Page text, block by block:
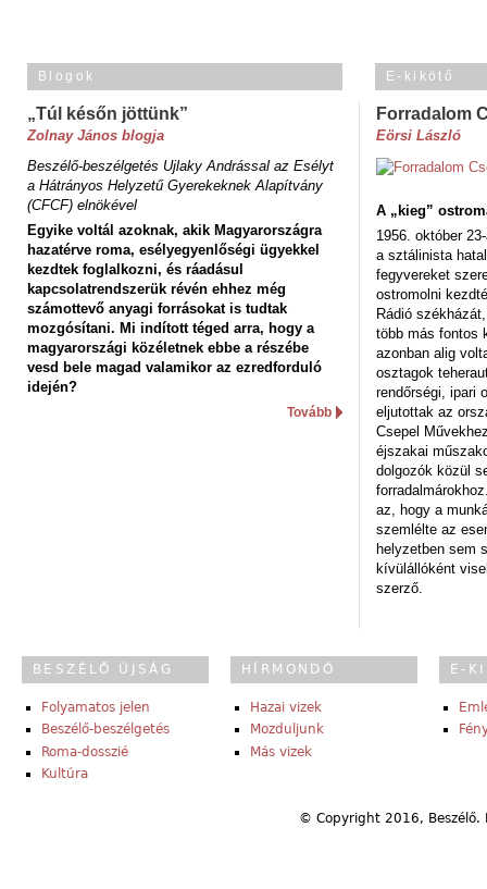
Blogok
„Túl későn jöttünk”
Zolnay János blogja
Beszélő-beszélgetés Ujlaky Andrással az Esélyt
a Hátrányos Helyzetű Gyerekeknek Alapítvány
(CFCF) elnökével
Egyike voltál azoknak, akik Magyarországra
hazatérve roma, esélyegyenlőségi ügyekkel
kezdtek foglalkozni, és ráadásul
kapcsolatrendszerük révén ehhez még
számottevő anyagi forrásokat is tudtak
mozgósítani. Mi indított téged arra, hogy a
magyarországi közéletnek ebbe a részébe
vesd bele magad valamikor az ezredforduló
idején?
Tovább
E-kikötő
Forradalom
Eörsi László
A „kieg”
1956. október
a sztálinista
fegyvereket
ostromolni
Rádió
több más fontos
azonban alig
osztagok
rendőrségi, ipari
eljutottak az
Csepel
éjszakai
dolgozók közül
az, hogy a
szemlélte az
helyzetben sem
kívülállóként
szerző.
BESZÉLŐ ÚJSÁG
Folyamatos jelen
Beszélő-beszélgetés
Roma-dosszié
Kultúra
HÍRMONDÓ
Hazai vizek
Mozduljunk
Más vizek
E-
© Copyright 2016,